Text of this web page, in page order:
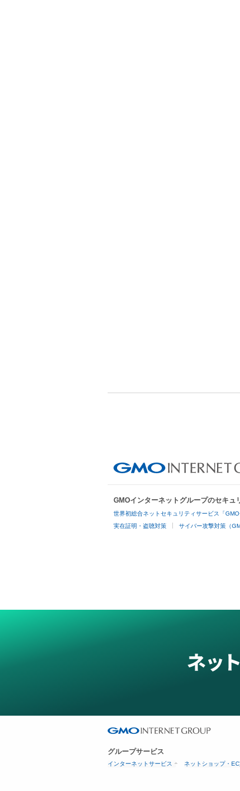
GMOインターネットグループのセキュ
世界初総合ネットセキュリティサービス「GMO
実在証明・盗聴対策 サイバー攻撃対策（
グループサービス
インターネットサービス ネットショップ・EC